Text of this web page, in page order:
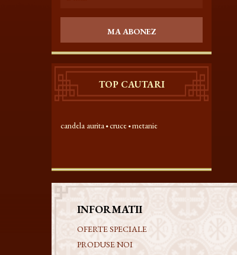
MA ABONEZ
TOP CAUTARI
candela aurita cruce metanie
INFORMATII
OFERTE SPECIALE
PRODUSE NOI